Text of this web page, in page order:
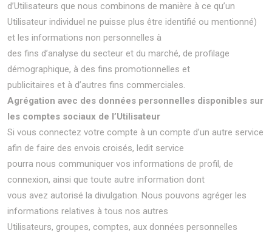
d’Utilisateurs que nous combinons de manière à ce qu’un
Utilisateur individuel ne puisse plus être identifié ou mentionné)
et les informations non personnelles à
des fins d’analyse du secteur et du marché, de profilage
démographique, à des fins promotionnelles et
publicitaires et à d’autres fins commerciales.
Agrégation avec des données personnelles disponibles sur
les comptes sociaux de l’Utilisateur
Si vous connectez votre compte à un compte d’un autre service
afin de faire des envois croisés, ledit service
pourra nous communiquer vos informations de profil, de
connexion, ainsi que toute autre information dont
vous avez autorisé la divulgation. Nous pouvons agréger les
informations relatives à tous nos autres
Utilisateurs, groupes, comptes, aux données personnelles